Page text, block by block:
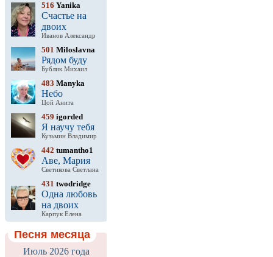
516 Yanika
Счастье на
двоих
Иванов Александр
501 Miloslavna
Рядом буду
Бублик Михаил
483 Manyka
Небо
Цой Анита
459 igorded
Я научу тебя
Кузьмин Владимир
442 tumantho1
Аве, Мария
Светикова Светлана
431 twodridge
Одна любовь
на двоих
Карпук Елена
Песня месяца
Июль 2026 года